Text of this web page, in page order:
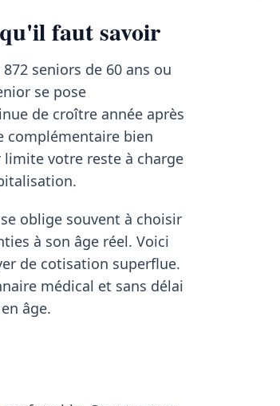
faut savoir
seniors de 60 ans ou
se pose
de croître année après
complémentaire bien
votre reste à charge
oblige souvent à choisir
à son âge réel. Voici
de cotisation superflue.
médical et sans délai
âge.